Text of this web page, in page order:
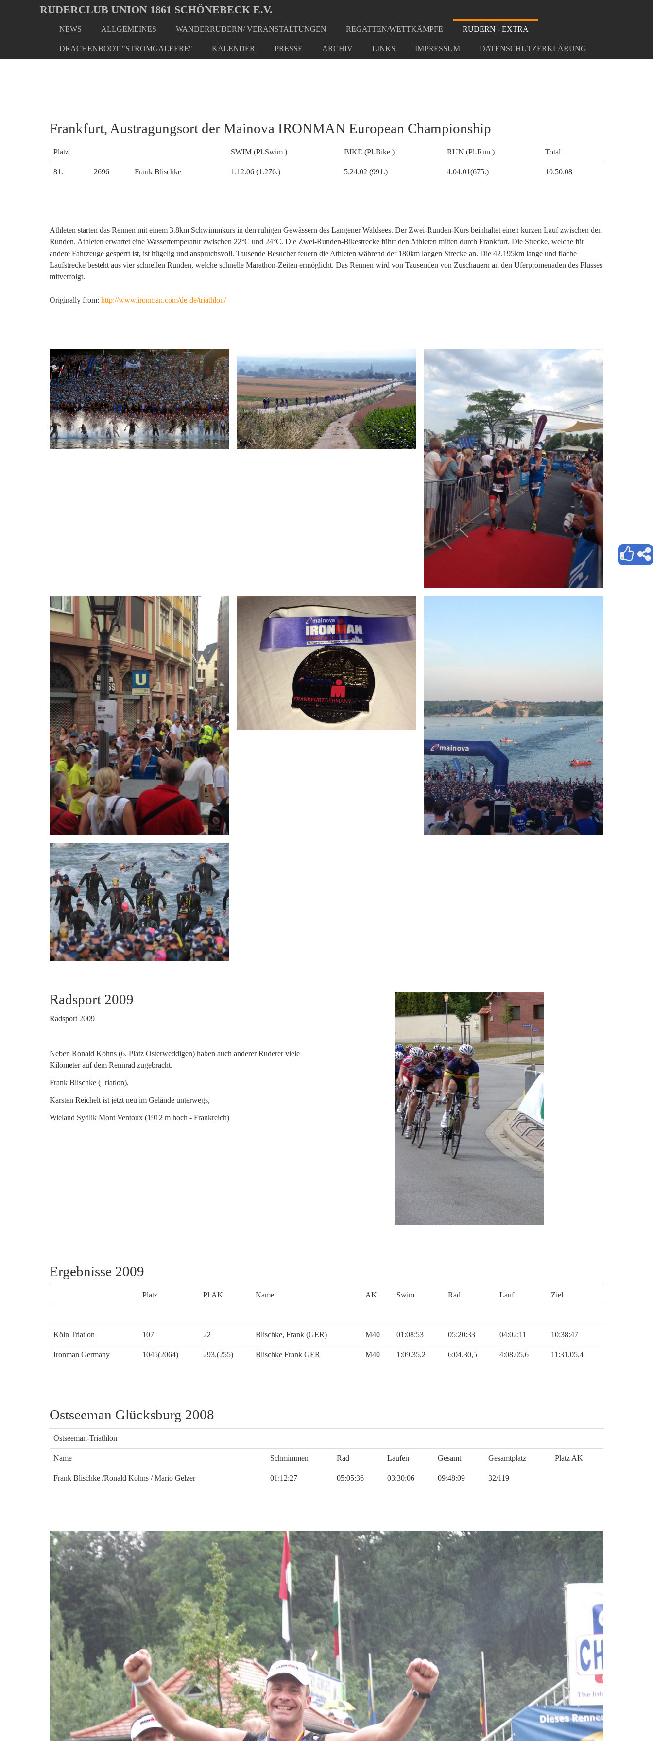
Oops, an error occurred! Code: 20260805222154f588ad53
main
RUDERCLUB UNION 1861 SCHÖNEBECK E.V.
NEWS ALLGEMEINES WANDERRUDERN/ VERANSTALTUNGEN REGATTEN/WETTKÄMPFE RUDERN - EXTRA
DRACHENBOOT "STROMGALEERE" KALENDER PRESSE ARCHIV LINKS IMPRESSUM DATENSCHUTZERKLÄRUNG
here:
Frankfurt, Austragungsort der Mainova IRONMAN European Championship
Platz SWIM (Pl-Swim.) BIKE (Pl-Bike.) RUN (Pl-Run.) Total
81. 2696 Frank Blischke 1:12:06 (1.276.) 5:24:02 (991.) 4:04:01(675.) 10:50:08
Athleten starten das Rennen mit einem 3.8km Schwimmkurs in den ruhigen Gewässern des Langener Waldsees. Der Zwei-Runden-Kurs beinhaltet einen kurzen Lauf zwischen den
Runden. Athleten erwartet eine Wassertemperatur zwischen 22°C und 24°C. Die Zwei-Runden-Bikestrecke führt den Athleten mitten durch Frankfurt. Die Strecke, welche für
andere Fahrzeuge gesperrt ist, ist hügelig und anspruchsvoll. Tausende Besucher feuern die Athleten während der 180km langen Strecke an. Die 42.195km lange und flache
Laufstrecke besteht aus vier schnellen Runden, welche schnelle Marathon-Zeiten ermöglicht. Das Rennen wird von Tausenden von Zuschauern an den Uferpromenaden des Flusses
mitverfolgt.
Originally from: http://www.ironman.com/de-de/triathlon/
Radsport 2009
Radsport 2009
Neben Ronald Kohns (6. Platz Osterweddigen) haben auch anderer Ruderer viele
Kilometer auf dem Rennrad zugebracht.
Frank Blischke (Triatlon),
Karsten Reichelt ist jetzt neu im Gelände unterwegs,
Wieland Sydlik Mont Ventoux (1912 m hoch - Frankreich)
Ergebnisse 2009
Platz Pl.AK Name AK Swim Rad Lauf Ziel
Köln Triatlon 107 22 Blischke, Frank (GER) M40 01:08:53 05:20:33 04:02:11 10:38:47
Ironman Germany 1045(2064) 293.(255) Blischke Frank GER M40 1:09.35,2 6:04.30,5 4:08.05,6 11:31.05,4
Ostseeman Glücksburg 2008
Ostseeman-Triathlon
Name Schmimmen Rad Laufen Gesamt Gesamtplatz Platz AK
Frank Blischke /Ronald Kohns / Mario Gelzer 01:12:27 05:05:36 03:30:06 09:48:09 32/119